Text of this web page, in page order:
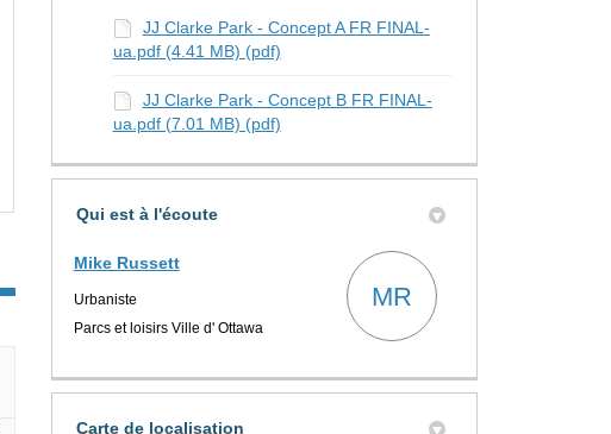
JJ Clarke Park - Concept A FR FINAL-
ua.pdf (4.41 MB) (pdf)
JJ Clarke Park - Concept B FR FINAL-
ua.pdf (7.01 MB) (pdf)
Qui est à l'écoute
Mike Russett
Urbaniste
Parcs et loisirs Ville d' Ottawa
MR
Carte de localisation